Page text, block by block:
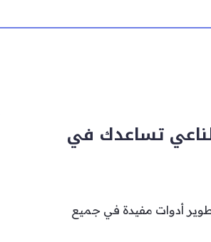
تساعدك في
أدوات مفيدة في جميع